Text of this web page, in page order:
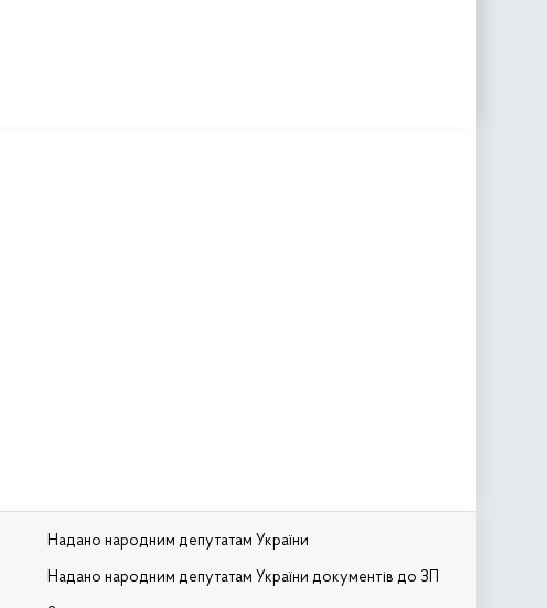
Надано народним депутатам України
Надано народним депутатам України документів до ЗП